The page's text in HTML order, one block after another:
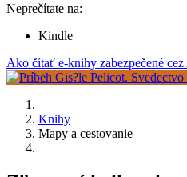
Neprečítate na:
Kindle
Ako čítať e-knihy zabezpečené
Knihy
Mapy a cestovanie